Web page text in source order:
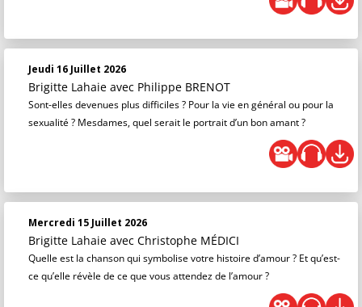
Jeudi 16 Juillet 2026
Brigitte Lahaie avec Philippe BRENOT
Sont-elles devenues plus difficiles ? Pour la vie en général ou pour la
sexualité ? Mesdames, quel serait le portrait d’un bon amant ?
Mercredi 15 Juillet 2026
Brigitte Lahaie avec Christophe MÉDICI
Quelle est la chanson qui symbolise votre histoire d’amour ? Et qu’est-
ce qu’elle révèle de ce que vous attendez de l’amour ?